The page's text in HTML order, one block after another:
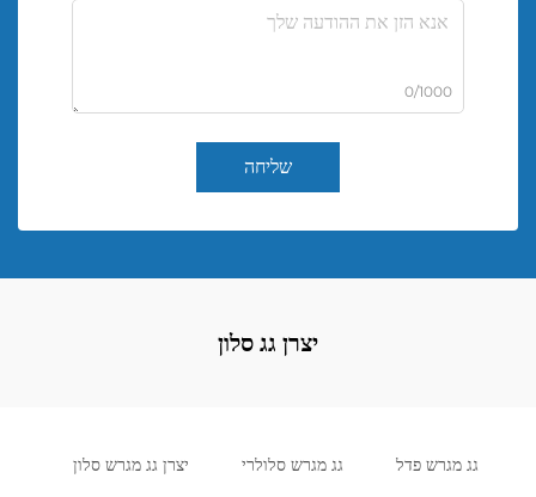
0/1000
שליחה
יצרן גג סלון
גג מגרש פדל גג מגרש סלולרי יצרן גג מגרש סלון